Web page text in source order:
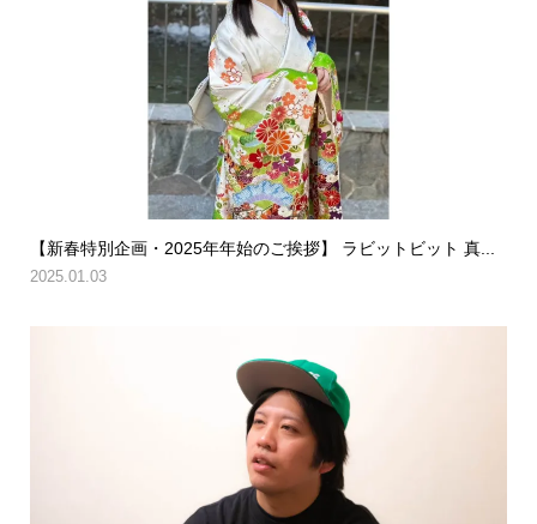
【新春特別企画・2025年年始のご挨拶】 ラビットビット 真...
2025.01.03